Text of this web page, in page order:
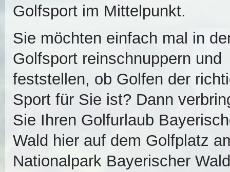
Golfsport im Mittelpunkt.
Sie möchten einfach mal in
Golfsport reinschnuppern und
feststellen, ob Golfen der
Sport für Sie ist? Dann
Sie Ihren Golfurlaub
Wald hier auf dem Golfplatz
Nationalpark Bayerischer Wald